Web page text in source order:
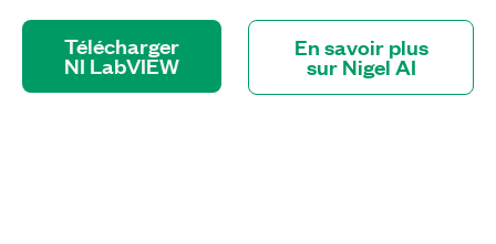
Télécharger
NI LabVIEW
En savoir plus
sur Nigel AI